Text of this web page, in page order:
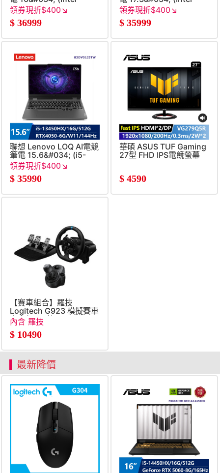
Core5-
210H&#47;16G&#47;1T&#47;GeForce
RTX 3050-
領券現折$400↘
$ 36999
Core5-
RTX 3050-
領券現折$400↘
$ 35999
聯想 Lenovo LOQ AI電競
筆電 15.6&#034; (i5-
13450HX&#47;16G&#47;512G&#47;RTX4050-
6G&#47;W11)
領券現折$400↘
$ 35990
華碩 ASUS TUF Gaming
27型 FHD IPS電競螢幕
$ 4590
【賽車組合】羅技
Logitech G923 模擬賽車
方向盤+羅技
G923&#47;G29 變速器
內含 羅技
G923&#47;G29 變速器
$ 10490
最新降價